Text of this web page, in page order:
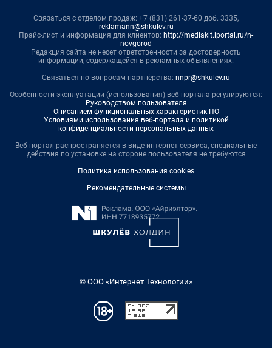
Связаться с отделом продаж: +7 (831) 261-37-60 доб. 3335,
reklamann@shkulev.ru
Прайс-лист и информация для клиентов: http://mediakit.iportal.ru/n-
novgorod
Редакция сайта не несет ответственности за достоверность
информации, содержащейся в рекламных объявлениях.
Связаться по вопросам партнёрства: nnpr@shkulev.ru
Особенности эксплуатации (использования) веб-портала регулируются:
Руководством пользователя
Описанием функциональных характеристик ПО
Условиями использования веб-портала и политикой
конфиденциальности персональных данных
Веб-портал распространяется в виде интернет-сервиса, специальные
действия по установке на стороне пользователя не требуются
Политика использования cookies
Рекомендательные системы
© ООО «Интернет Технологии»